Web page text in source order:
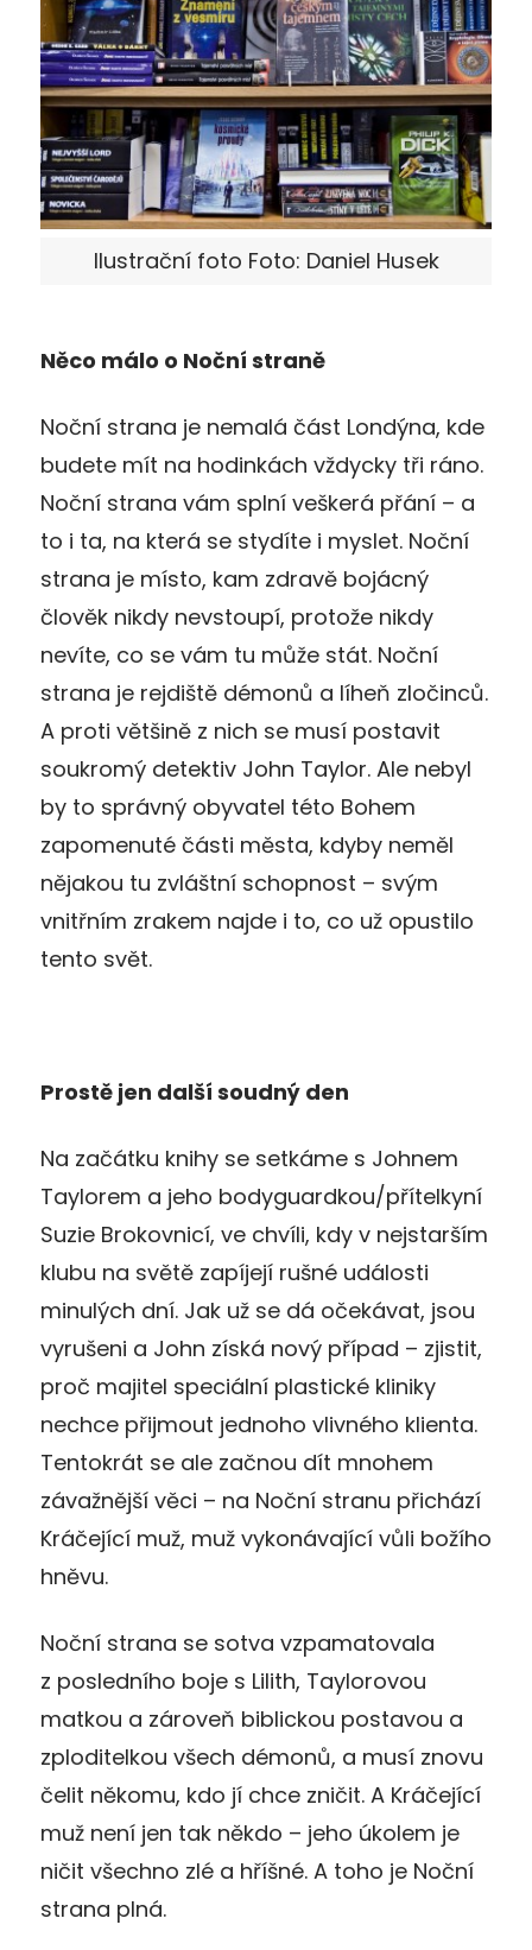
Ilustrační foto Foto: Daniel Husek
Něco málo o Noční straně
Noční strana je nemalá část Londýna, kde
budete mít na hodinkách vždycky tři ráno.
Noční strana vám splní veškerá přání – a
to i ta, na která se stydíte i myslet. Noční
strana je místo, kam zdravě bojácný
člověk nikdy nevstoupí, protože nikdy
nevíte, co se vám tu může stát. Noční
strana je rejdiště démonů a líheň zločinců.
A proti většině z nich se musí postavit
soukromý detektiv John Taylor. Ale nebyl
by to správný obyvatel této Bohem
zapomenuté části města, kdyby neměl
nějakou tu zvláštní schopnost – svým
vnitřním zrakem najde i to, co už opustilo
tento svět.
Prostě jen další soudný den
Na začátku knihy se setkáme s Johnem
Taylorem a jeho bodyguardkou/přítelkyní
Suzie Brokovnicí, ve chvíli, kdy v nejstarším
klubu na světě zapíjejí rušné události
minulých dní. Jak už se dá očekávat, jsou
vyrušeni a John získá nový případ – zjistit,
proč majitel speciální plastické kliniky
nechce přijmout jednoho vlivného klienta.
Tentokrát se ale začnou dít mnohem
závažnější věci – na Noční stranu přichází
Kráčející muž, muž vykonávající vůli božího
hněvu.
Noční strana se sotva vzpamatovala
z posledního boje s Lilith, Taylorovou
matkou a zároveň biblickou postavou a
zploditelkou všech démonů, a musí znovu
čelit někomu, kdo jí chce zničit. A Kráčející
muž není jen tak někdo – jeho úkolem je
ničit všechno zlé a hříšné. A toho je Noční
strana plná.